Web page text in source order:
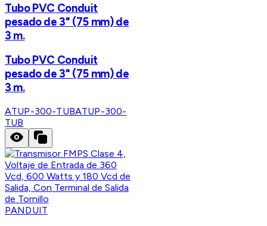
Tubo PVC Conduit
pesado de 3" (75 mm) de
3 m.
Tubo PVC Conduit
pesado de 3" (75 mm) de
3 m.
ATUP-300-TUBATUP-300-
TUB
PANDUIT